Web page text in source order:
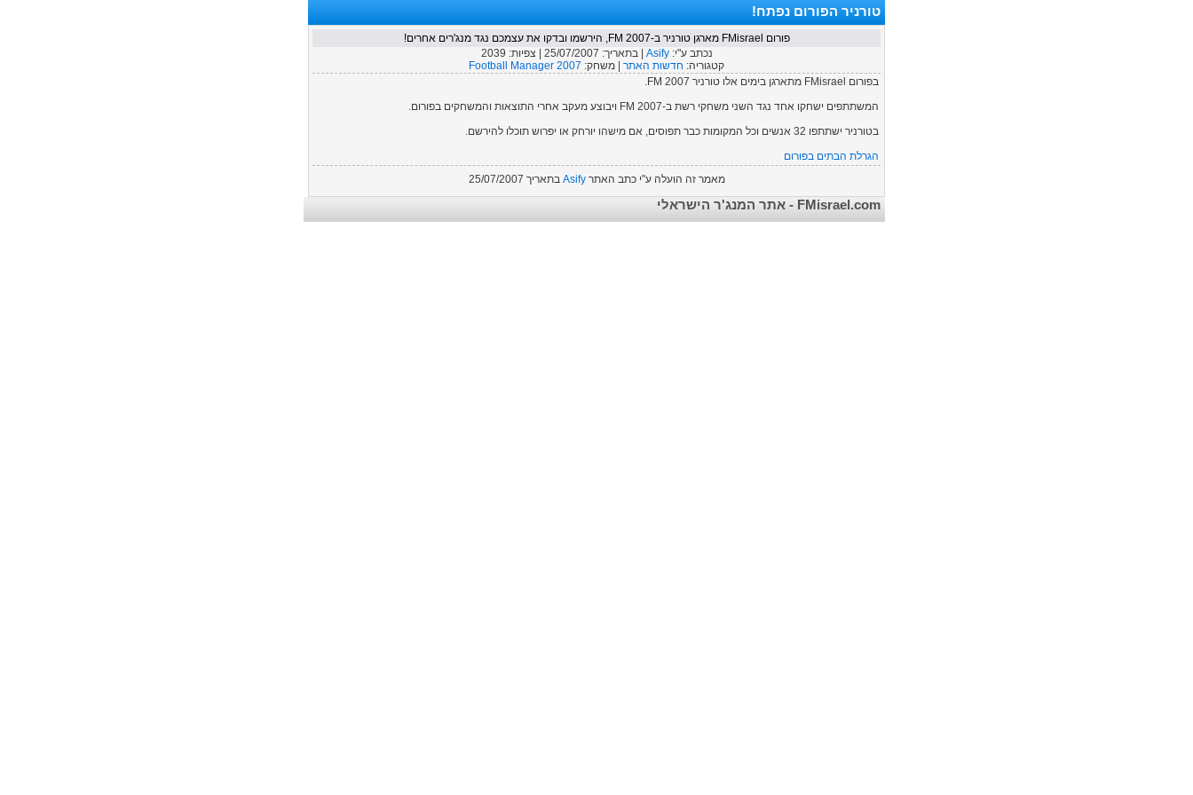
טורניר הפורום נפתח!
פורום FMisrael מארגן טורניר ב-FM 2007, הירשמו ובדקו את עצמכם נגד מנג'רים אחרים!
נכתב ע"י:Asify | בתאריך: 25/07/2007 | צפיות: 2039
קטגוריה: חדשות האתר | משחק: Football Manager 2007
בפורום FMisrael מתארגן בימים אלו טורניר FM 2007.
המשתתפים ישחקו אחד נגד השני משחקי רשת ב-FM 2007 ויבוצע מעקב אחרי התוצאות והמשחקים בפורום.
בטורניר ישתתפו 32 אנשים וכל המקומות כבר תפוסים, אם מישהו יורחק או יפרוש תוכלו להירשם.
הגרלת הבתים בפורום
מאמר זה הועלה ע"יכתב האתר Asify בתאריך 25/07/2007
FMisrael.com - אתר המנג'ר הישראלי